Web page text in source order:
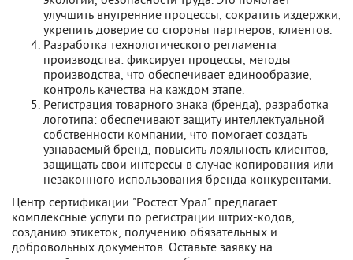
улучшить внутренние процессы, сократить издержки,
укрепить доверие со стороны партнеров, клиентов.
Разработка технологического регламента
производства: фиксирует процессы, методы
производства, что обеспечивает единообразие,
контроль качества на каждом этапе.
Регистрация товарного знака (бренда), разработка
логотипа: обеспечивают защиту интеллектуальной
собственности компании, что помогает создать
узнаваемый бренд, повысить лояльность клиентов,
защищать свои интересы в случае копирования или
незаконного использования бренда конкурентами.
Центр сертификации "Ростест Урал" предлагает
комплексные услуги по регистрации штрих-кодов,
созданию этикеток, получению обязательных и
добровольных документов. Оставьте заявку на